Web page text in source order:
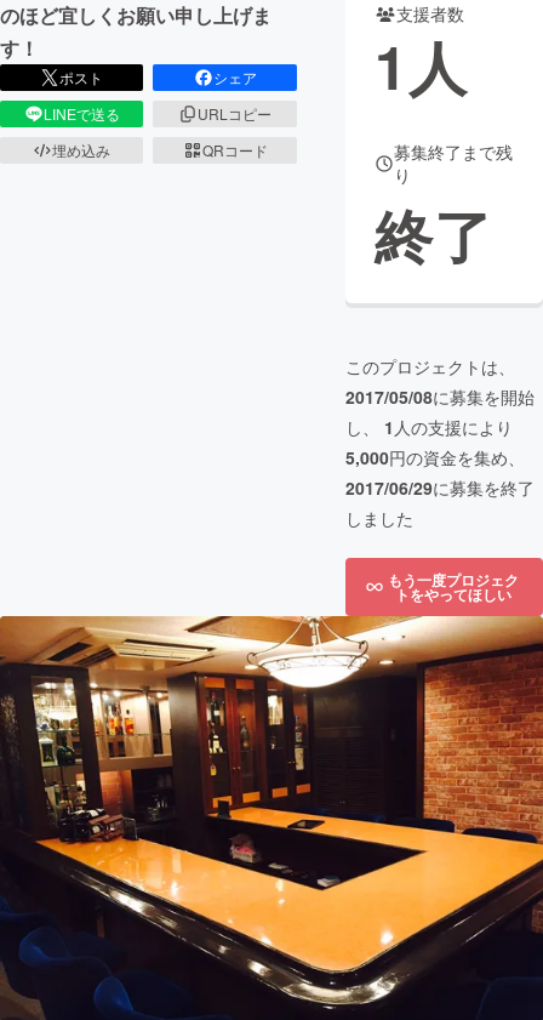
CAMPFIRE for Social Good
CAMPFIRE Creation
コミュニティ
のほど宜しくお願い申し上げま
す！
ポスト
シェア
LINEで送る
URLコピー
埋め込み
QRコード
支援者数
1人
募集終了まで残
り
終了
このプロジェクトは、
2017/05/08に募集を開始
し、 1 人の支援により
5,000円の資金を集め、
2017/06/29に募集を終了
しました
もう一度プロジェク
トをやってほしい